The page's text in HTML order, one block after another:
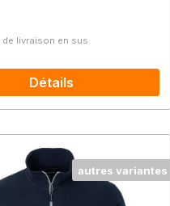
:
de livraison en sus
Détails
autres variantes